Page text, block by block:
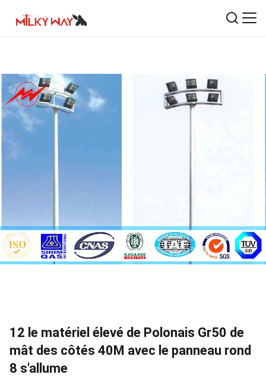
12 le matériel élevé de Polonais Gr50 de
mât des côtés 40M avec le panneau rond
8 s'allume